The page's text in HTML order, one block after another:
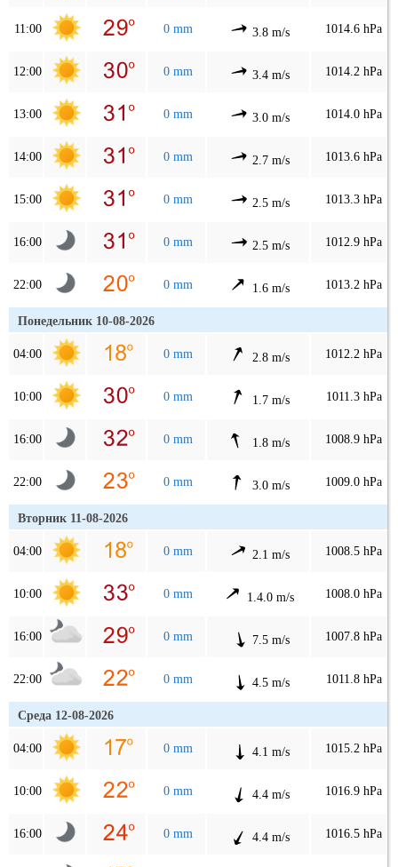
11:00 0 mm 3.8 m/s 1014.6 hPa
12:00 0 mm 3.4 m/s 1014.2 hPa
13:00 0 mm 3.0 m/s 1014.0 hPa
14:00 0 mm 2.7 m/s 1013.6 hPa
15:00 0 mm 2.5 m/s 1013.3 hPa
16:00 0 mm 2.5 m/s 1012.9 hPa
22:00 0 mm 1.6 m/s 1013.2 hPa
Понедельник 10-08-2026
04:00 0 mm 2.8 m/s 1012.2 hPa
10:00 0 mm 1.7 m/s 1011.3 hPa
16:00 0 mm 1.8 m/s 1008.9 hPa
22:00 0 mm 3.0 m/s 1009.0 hPa
Вторник 11-08-2026
04:00 0 mm 2.1 m/s 1008.5 hPa
10:00 0 mm 1.4.0 m/s 1008.0 hPa
16:00 0 mm 7.5 m/s 1007.8 hPa
22:00 0 mm 4.5 m/s 1011.8 hPa
Среда 12-08-2026
04:00 0 mm 4.1 m/s 1015.2 hPa
10:00 0 mm 4.4 m/s 1016.9 hPa
16:00 0 mm 4.4 m/s 1016.5 hPa